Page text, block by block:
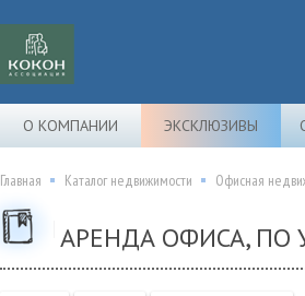
О КОМПАНИИ ЭКСКЛЮЗИВЫ
Главная Каталог недвижимости Офисная
АРЕНДА ОФИСА, ПО